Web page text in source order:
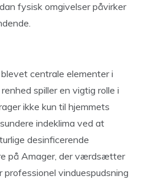
fysisk omgivelser påvirker
centrale elementer i
spiller en vigtig rolle i
ikke kun til hjemmets
indeklima ved at
desinficerende
på Amager, der værdsætter
professionel vinduespudsning